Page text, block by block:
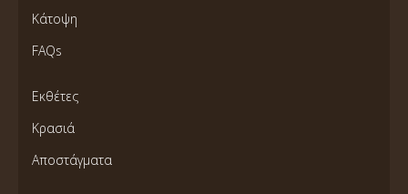
Κάτοψη
FAQs
Εκθέτες
Κρασιά
Αποστάγματα